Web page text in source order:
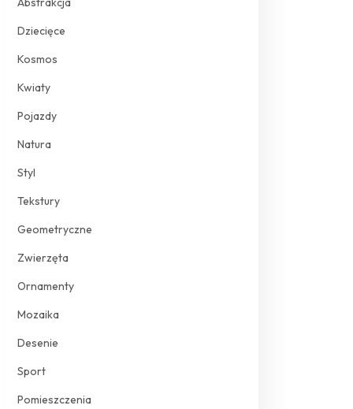
Dziecięce
Kosmos
Kwiaty
Pojazdy
Natura
Styl
Tekstury
Geometryczne
Zwierzęta
Ornamenty
Mozaika
Desenie
Sport
Pomieszczenia